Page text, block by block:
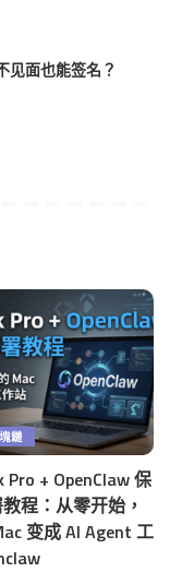
见面也能签名？
鏈
Pro + OpenClaw 保
程：从零开始，
变成 AI Agent 工